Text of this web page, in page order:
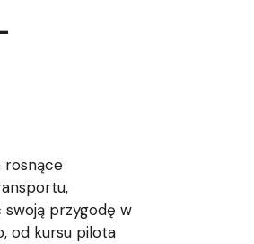
rosnące
swoją przygodę w
od kursu pilota